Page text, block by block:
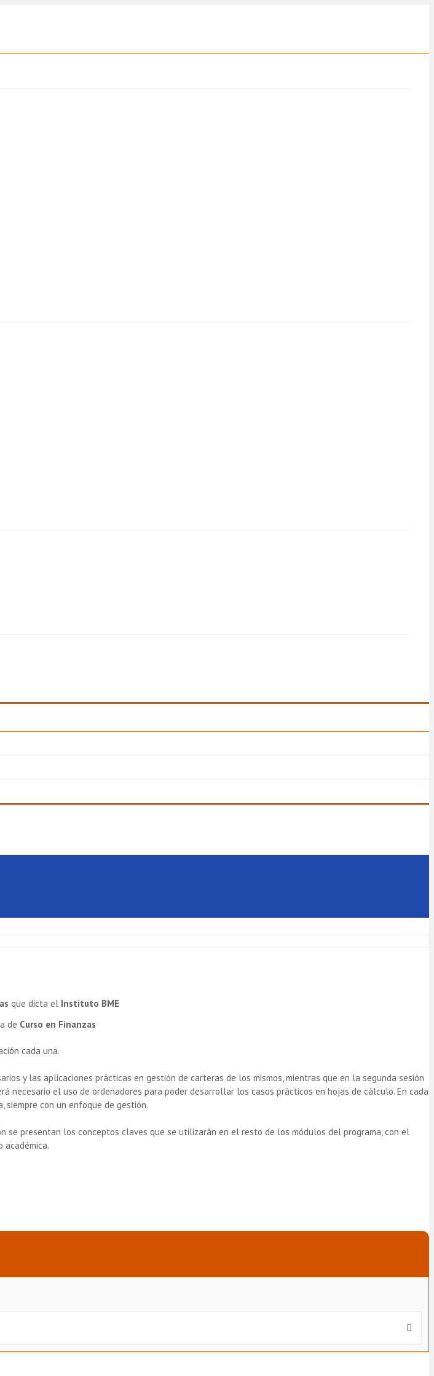
que dicta el Instituto BME
de Curso en Finanzas
cada una.
y las aplicaciones prácticas en gestión de carteras de los mismos, mientras que en la segunda sesión
necesario el uso de ordenadores para poder desarrollar los casos prácticos en hojas de cálculo. En cada
con un enfoque de gestión.
se presentan los conceptos claves que se utilizarán en el resto de los módulos del programa, con el